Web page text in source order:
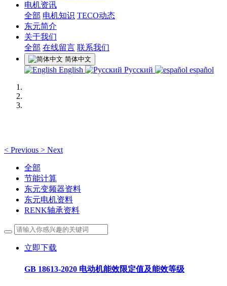
电机资讯
全部 电机知识 TECO动态
东元简介
关于我们
全部 在线留言 联系我们
简体中文
English Русский español
< Previous > Next
全部
节能计算
东元变频器资料
东元电机资料
RENK轴承资料
立即下载
GB 18613-2020 电动机能效限定值及能效等级